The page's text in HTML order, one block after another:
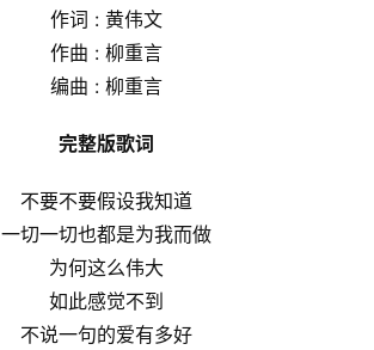
作词 : 黄伟文
作曲 : 柳重言
编曲 : 柳重言
完整版歌词
不要不要假设我知道
一切一切也都是为我而做
为何这么伟大
如此感觉不到
不说一句的爱有多好